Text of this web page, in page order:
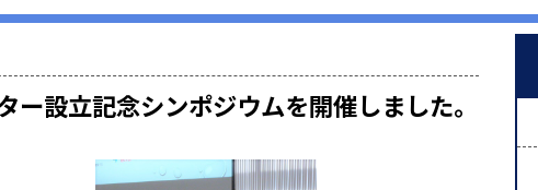
設立記念シンポジウムを開催しました。